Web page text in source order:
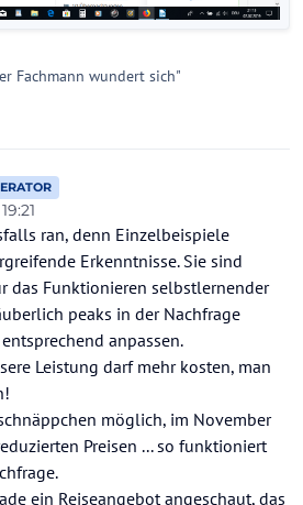
Fachmann wundert sich"
ran, denn Einzelbeispiele
Erkenntnisse. Sie sind
das Funktionieren selbstlernender
peaks in der Nachfrage
anpassen.
Leistung darf mehr kosten, man
möglich, im November
Preisen ... so funktioniert
ein Reiseangebot angeschaut, das